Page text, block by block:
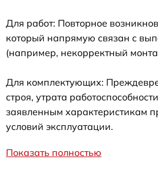
Для работ: Повторное
который напрямую связан с
(например, некорректный
Для комплектующих:
строя, утрата
заявленным характеристикам
условий эксплуатации.
Показать полностью